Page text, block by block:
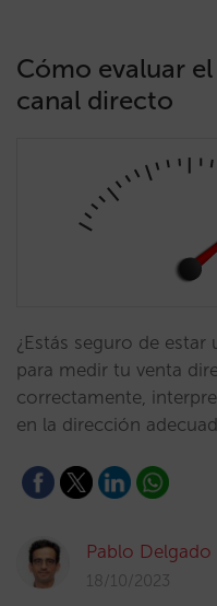
Cómo evaluar
canal directo
¿Estás seguro de
para medir tu venta
correctamente,
en la dirección
Pablo Delgado
18/10/2023